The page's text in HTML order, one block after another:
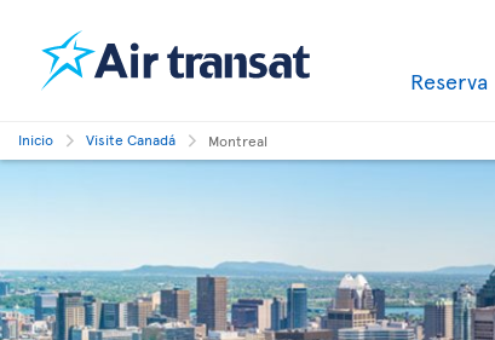
Reserva
Inicio Visite Canadá Montreal